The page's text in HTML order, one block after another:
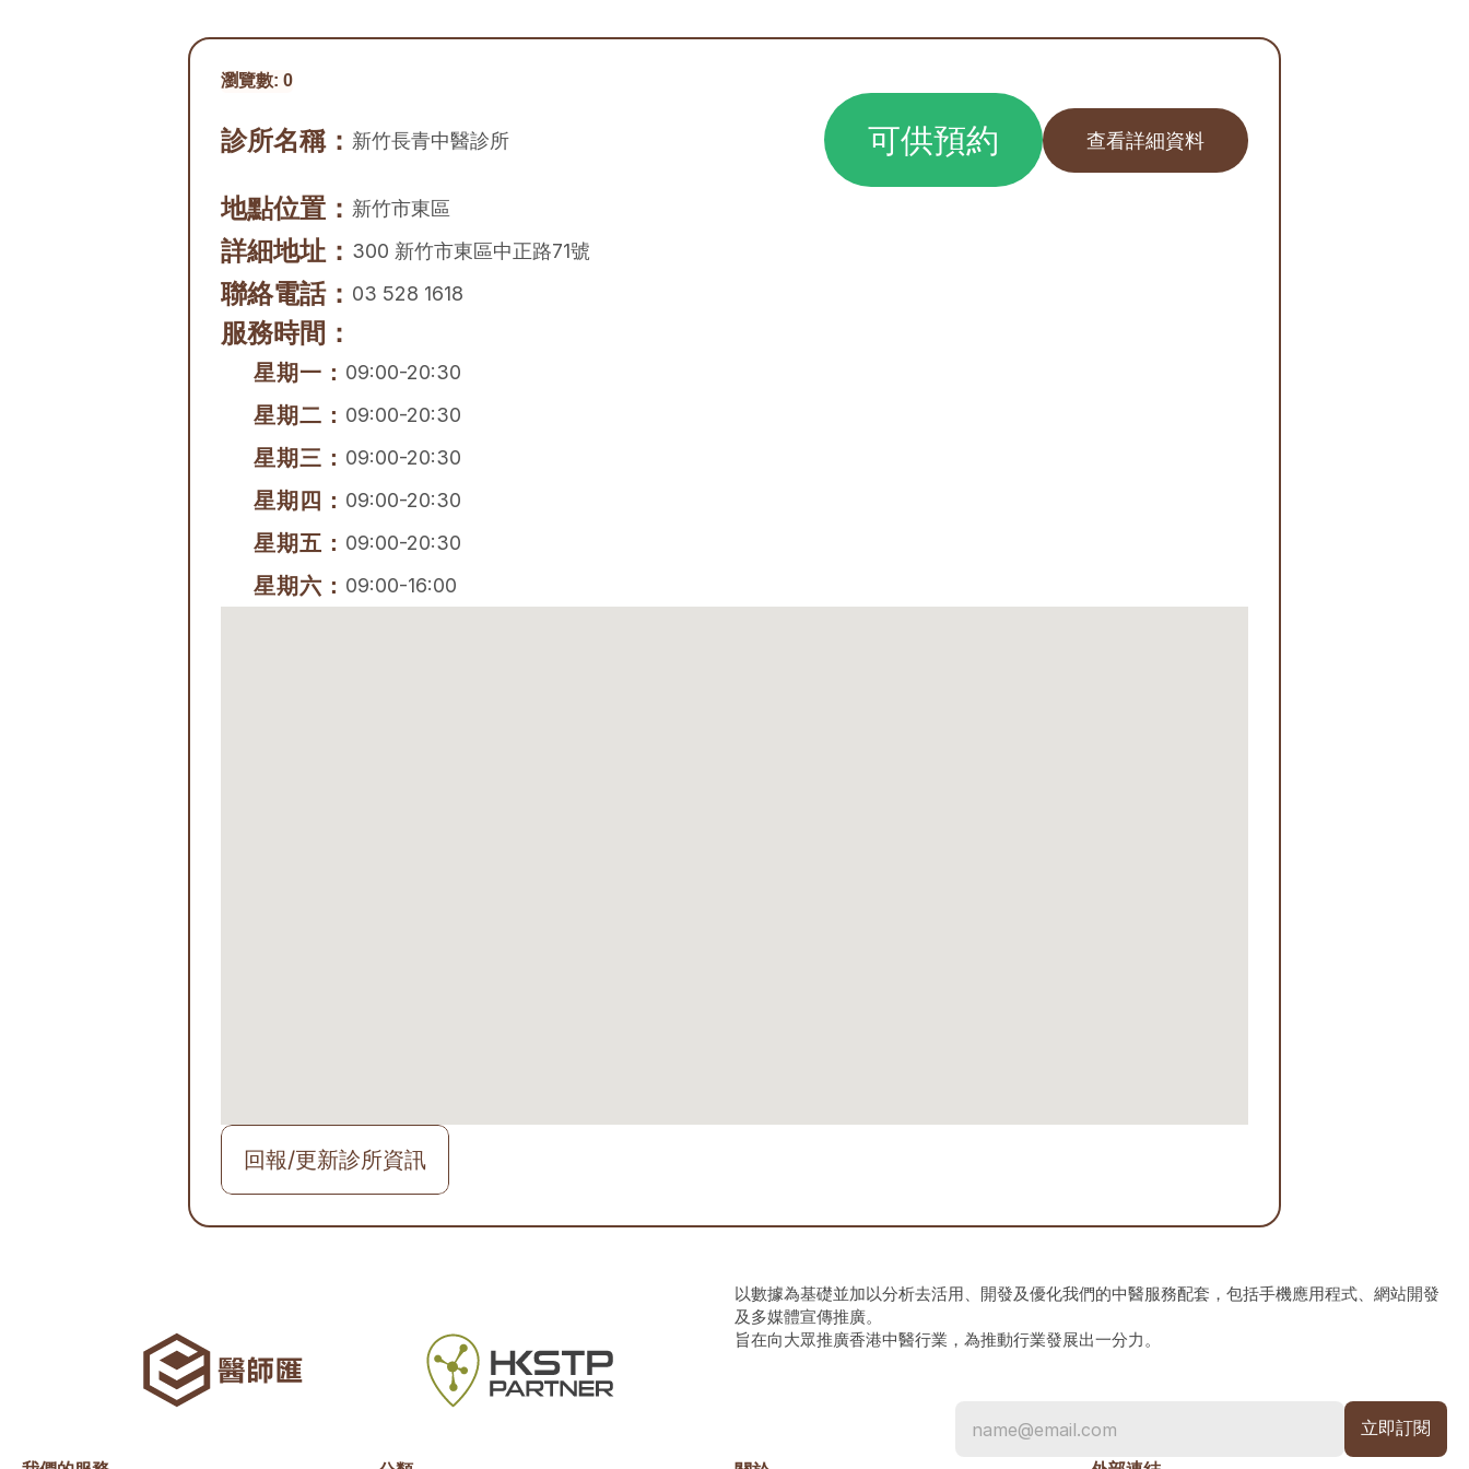
瀏覽數: 0
診所名稱： 新竹長青中醫診所 可供預約 查看詳細資料
地點位置： 新竹市東區
詳細地址： 300 新竹市東區中正路71號
聯絡電話： 03 528 1618
服務時間：
星期一： 09:00-20:30
星期二： 09:00-20:30
星期三： 09:00-20:30
星期四： 09:00-20:30
星期五： 09:00-20:30
星期六： 09:00-16:00
回報/更新診所資訊
以數據為基礎並加以分析去活用、開發及優化我們的中醫服務配套，包括手機應用程式、網站開發
及多媒體宣傳推廣。
旨在向大眾推廣香港中醫行業，為推動行業發展出一分力。